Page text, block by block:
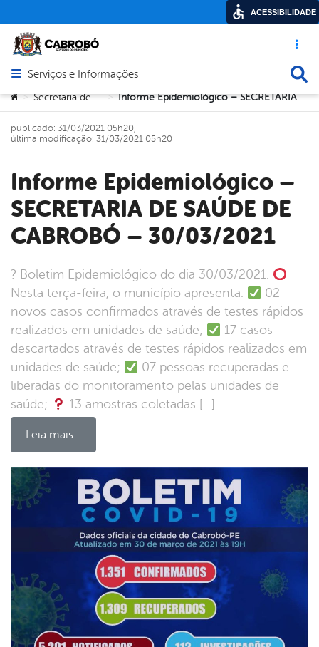
Acesso
Abrir menu principal de navegação
Serviços e Informações
Você está aqui:
> Secretaria de Saúde > Informe Epidemiológico – SECRETARIA DE SAÚDE DE CABROBÓ – 30/03/2021
Informe Epidemiológico –
SECRETARIA DE SAÚDE DE
CABROBÓ – 30/03/2021
? Boletim Epidemiológico do dia 30/03/2021.
Nesta terça-feira, o município apresenta:
02
novos casos confirmados através de testes rápidos
realizados em unidades de saúde;
17 casos
descartados através de testes rápidos realizados em
unidades de saúde;
07 pessoas recuperadas e
liberadas do monitoramento pelas unidades de
saúde;
13 amostras coletadas […]
Leia mais…
publicado: 31/03/2021 05h20,
última modificação: 31/03/2021 05h20
ACESSIBILIDADE